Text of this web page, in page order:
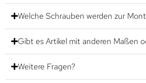
Welche Schrauben werden zur
Gibt es Artikel mit anderen Maßen
Weitere Fragen?